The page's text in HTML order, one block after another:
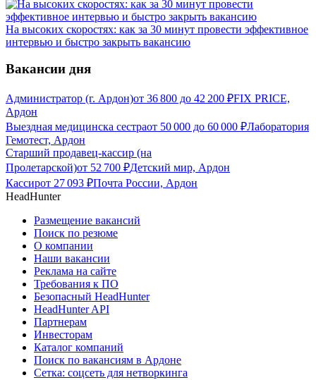
На высоких скоростях: как за 30 минут провести эффективное
интервью и быстро закрыть вакансию
Вакансии дня
Администратор (г. Ардон)от 36 800 до 42 200 ₽FIX PRICE,
Ардон
Выездная медицинска сестраот 50 000 до 60 000 ₽Лаборатория
Гемотест, Ардон
Старший продавец-кассир (на
Пролетарской)от 52 700 ₽Детский мир, Ардон
Кассирот 27 093 ₽Почта России, Ардон
HeadHunter
Размещение вакансий
Поиск по резюме
О компании
Наши вакансии
Реклама на сайте
Требования к ПО
Безопасный HeadHunter
HeadHunter API
Партнерам
Инвесторам
Каталог компаний
Поиск по вакансиям в Ардоне
Сетка: соцсеть для нетворкинга